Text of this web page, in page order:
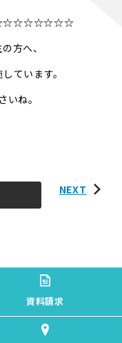
方へ、
ています。
ね。
NEXT
資料請求